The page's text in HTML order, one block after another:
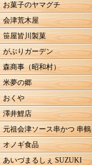
お菓子のヤマグチ
会津荒木屋
笹屋皆川製菓
がぶりガーデン
森商事（昭和村）
米夢の郷
おくや
澤井鯉店
元祖会津ソース串かつ 串鶴
オノギ食品
あいづまるしぇ SUZUKI